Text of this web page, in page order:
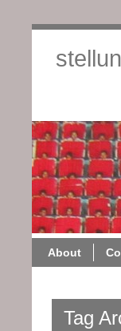
About
Tag